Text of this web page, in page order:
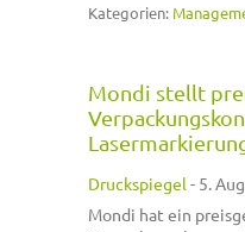
Kategorien:
Mondi stellt
Druckspiegel - 5.
Mondi hat ein